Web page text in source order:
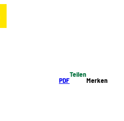
PDF
Teilen
Merken